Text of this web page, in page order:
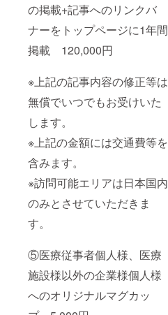
の掲載+記事へのリンクバ
ナーをトップページに1年間
掲載 120,000円
※上記の記事内容の修正等は
無償でいつでもお受けいた
します。
※上記の金額には交通費等を
含みます。
※訪問可能エリアは日本国内
のみとさせていただきま
す。
⑤医療従事者個人様、医療
施設様以外の企業様個人様
へのオリジナルマグカッ